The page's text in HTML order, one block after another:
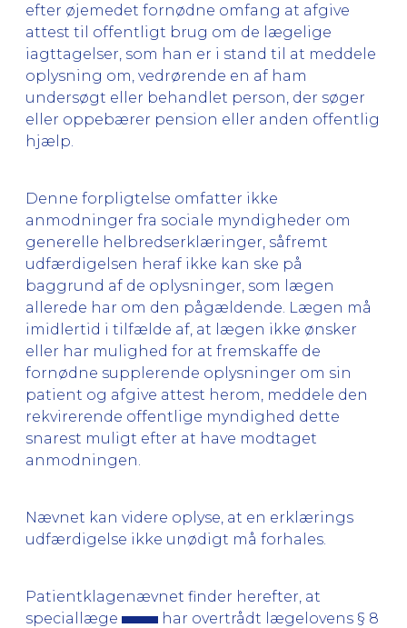
efter øjemedet fornødne omfang at afgive
attest til offentligt brug om de lægelige
iagttagelser, som han er i stand til at meddele
oplysning om, vedrørende en af ham
undersøgt eller behandlet person, der søger
eller oppebærer pension eller anden offentlig
hjælp.
Denne forpligtelse omfatter ikke
anmodninger fra sociale myndigheder om
generelle helbredserklæringer, såfremt
udfærdigelsen heraf ikke kan ske på
baggrund af de oplysninger, som lægen
allerede har om den pågældende. Lægen må
imidlertid i tilfælde af, at lægen ikke ønsker
eller har mulighed for at fremskaffe de
fornødne supplerende oplysninger om sin
patient og afgive attest herom, meddele den
rekvirerende offentlige myndighed dette
snarest muligt efter at have modtaget
anmodningen.
Nævnet kan videre oplyse, at en erklærings
udfærdigelse ikke unødigt må forhales.
Patientklagenævnet finder herefter, at
speciallæge
har overtrådt lægelovens § 8